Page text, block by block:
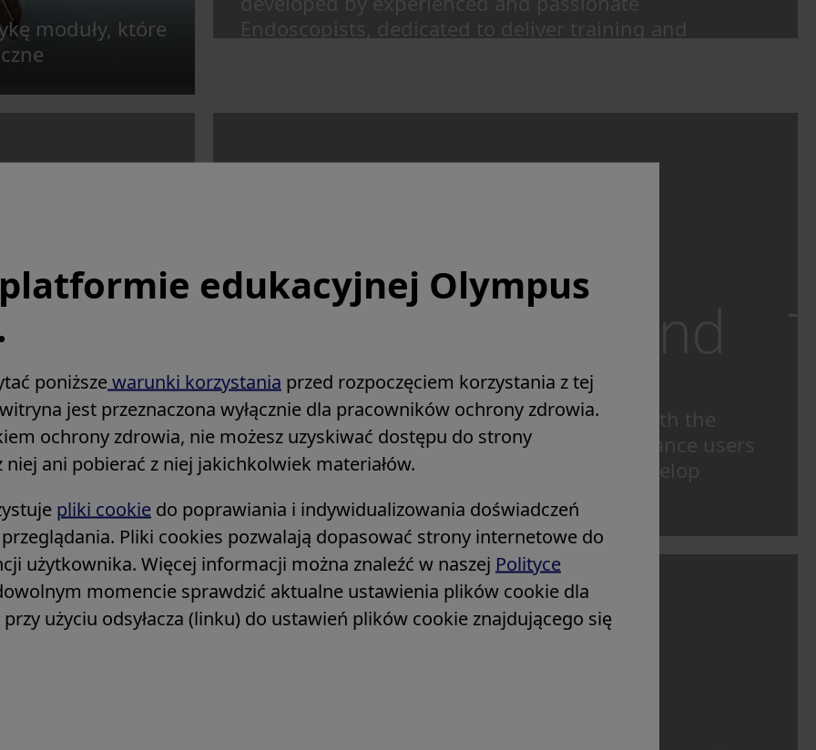
moduły, które
Endoscopists, dedicated to deliver training and
to develop
groups to
for
through skill
(English) Society
(English) We collaborate with many regional
organizations and societies in Asia Pacific with the
common goal to improve medical care, enhance users
experience, foster education efforts and develop
edukacyjnej Olympus
poniższewarunki korzystania przed rozpoczęciem korzystania z tej
jest przeznaczona wyłącznie dla pracowników ochrony zdrowia.
ochrony zdrowia, nie możesz uzyskiwać dostępu do strony
ani pobierać z niej jakichkolwiek materiałów.
pliki cookie do poprawiania i indywidualizowania doświadczeń
Pliki cookies pozwalają dopasować strony internetowe do
użytkownika. Więcej informacji można znaleźć w naszej Polityce
momencie sprawdzić aktualne ustawienia plików cookie dla
użyciu odsyłacza (linku) do ustawień plików cookie znajdującego się